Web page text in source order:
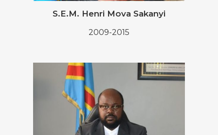
S.E.M. Henri Mova Sakanyi
2009-2015